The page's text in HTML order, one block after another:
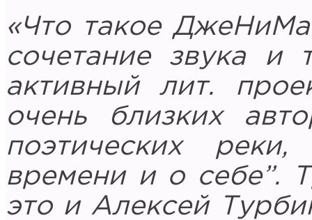
«Что такое
сочетание звука
активный лит.
очень близких
поэтических
времени и о себе”.
это и Алексей